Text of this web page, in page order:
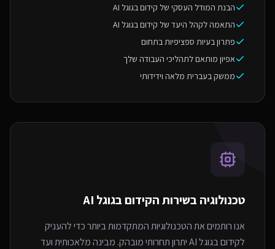
הבנת המודל העסקי של קידום בגוגל AI
התאמה לקהל היעד של קידום בגוגל AI
פתרון בעיות ספציפיות בתחום
אפיון מותאם לתהליכי העבודה שלך
ממשק בעברית מלאה וידידותי
טכנולוגיה בשירות הקידום בגוגל AI
אנו רותמים את הטכנולוגיות המתקדמות ביותר כדי להעניק
לקידום בגוגל AI יתרון תחרותי מובהק. מבינה מלאכותית ועד